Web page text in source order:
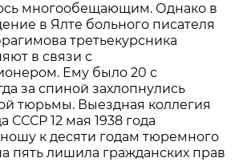
многообещающим. Однако в
в Ялте больного писателя
третьекурсника
в связи с
Ему было 20 с
за спиной захлопнулись
тюрьмы. Выездная коллегия
СССР 12 мая 1938 года
к десяти годам тюремного
пять лишила гражданских прав